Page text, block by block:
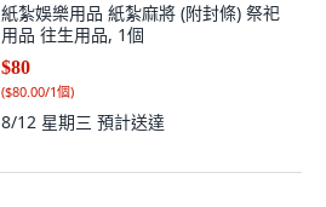
紙紮娛樂用品 紙紮麻將 (附封條) 祭祀
用品 往生用品, 1個
$80
($80.00/1個)
8/12 星期三 預計送達